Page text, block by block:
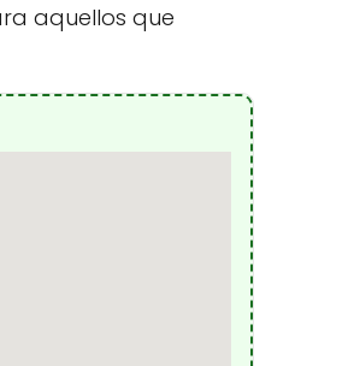
aquellos que